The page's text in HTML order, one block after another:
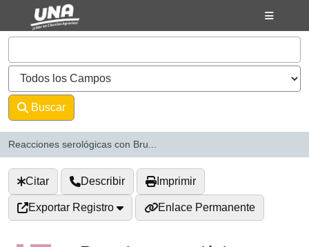
Saltar al contenido
VuFind
Buscar
Reacciones serológicas con Bru...
Citar Describir Imprimir
Exportar Registro Enlace Permanente